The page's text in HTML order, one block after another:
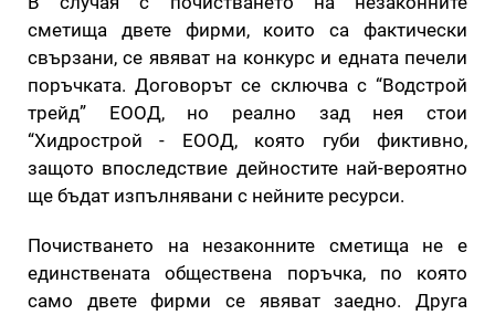
сметища двете фирми, които са фактически
свързани, се явяват на конкурс и едната печели
поръчката. Договорът се сключва с “Водстрой
трейд” ЕООД, но реално зад нея стои
“Хидрострой - ЕООД, която губи фиктивно,
защото впоследствие дейностите най-вероятно
ще бъдат изпълнявани с нейните ресурси.
Почистването на незаконните сметища не е
единствената обществена поръчка, по която
само двете фирми се явяват заедно. Друга